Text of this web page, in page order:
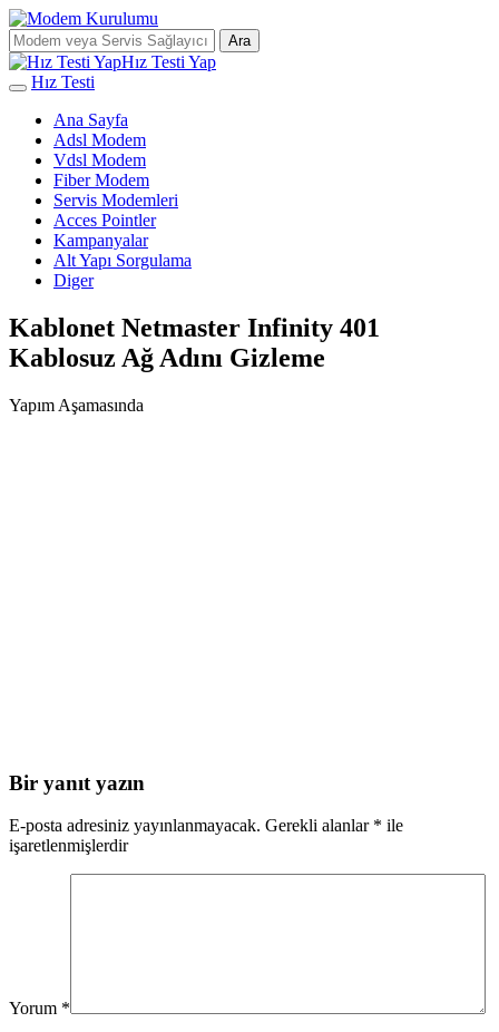
Ara
Hız Testi Yap
Hız Testi
Ana Sayfa
Adsl Modem
Vdsl Modem
Fiber Modem
Servis Modemleri
Acces Pointler
Kampanyalar
Alt Yapı Sorgulama
Diger
Kablonet Netmaster Infinity 401
Kablosuz Ağ Adını Gizleme
Yapım Aşamasında
Bir yanıt yazın
E-posta adresiniz yayınlanmayacak. Gerekli alanlar * ile
işaretlenmişlerdir
Yorum *